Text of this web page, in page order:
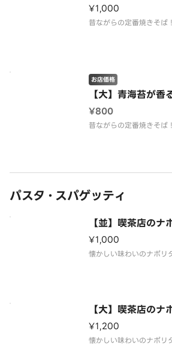
¥1,000
昔ながらの定番焼きそば！
【大】青海苔が
お店価格
¥800
昔ながらの定番焼きそば！
パスタ・スパゲッティ
【並】喫茶店のナ
¥1,000
懐かしい味わいのナポリ
【大】喫茶店のナ
¥1,200
懐かしい味わいのナポリ